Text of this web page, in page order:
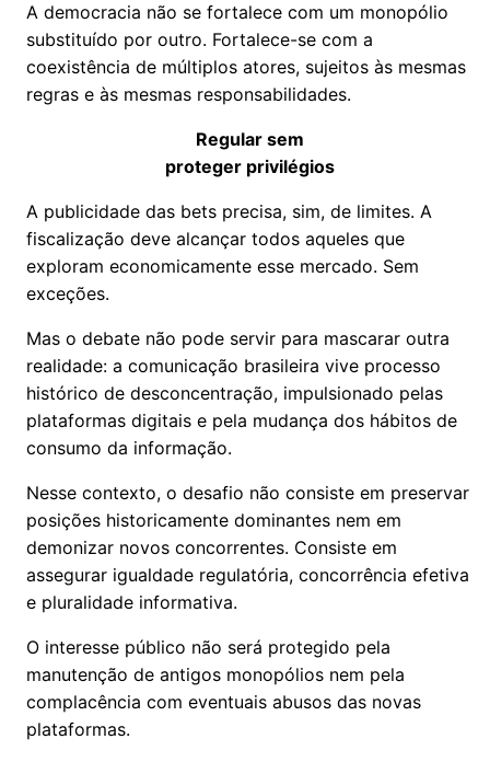
A democracia não se fortalece com um monopólio
substituído por outro. Fortalece-se com a
coexistência de múltiplos atores, sujeitos às mesmas
regras e às mesmas responsabilidades.
Regular sem
proteger privilégios
A publicidade das bets precisa, sim, de limites. A
fiscalização deve alcançar todos aqueles que
exploram economicamente esse mercado. Sem
exceções.
Mas o debate não pode servir para mascarar outra
realidade: a comunicação brasileira vive processo
histórico de desconcentração, impulsionado pelas
plataformas digitais e pela mudança dos hábitos de
consumo da informação.
Nesse contexto, o desafio não consiste em preservar
posições historicamente dominantes nem em
demonizar novos concorrentes. Consiste em
assegurar igualdade regulatória, concorrência efetiva
e pluralidade informativa.
O interesse público não será protegido pela
manutenção de antigos monopólios nem pela
complacência com eventuais abusos das novas
plataformas.